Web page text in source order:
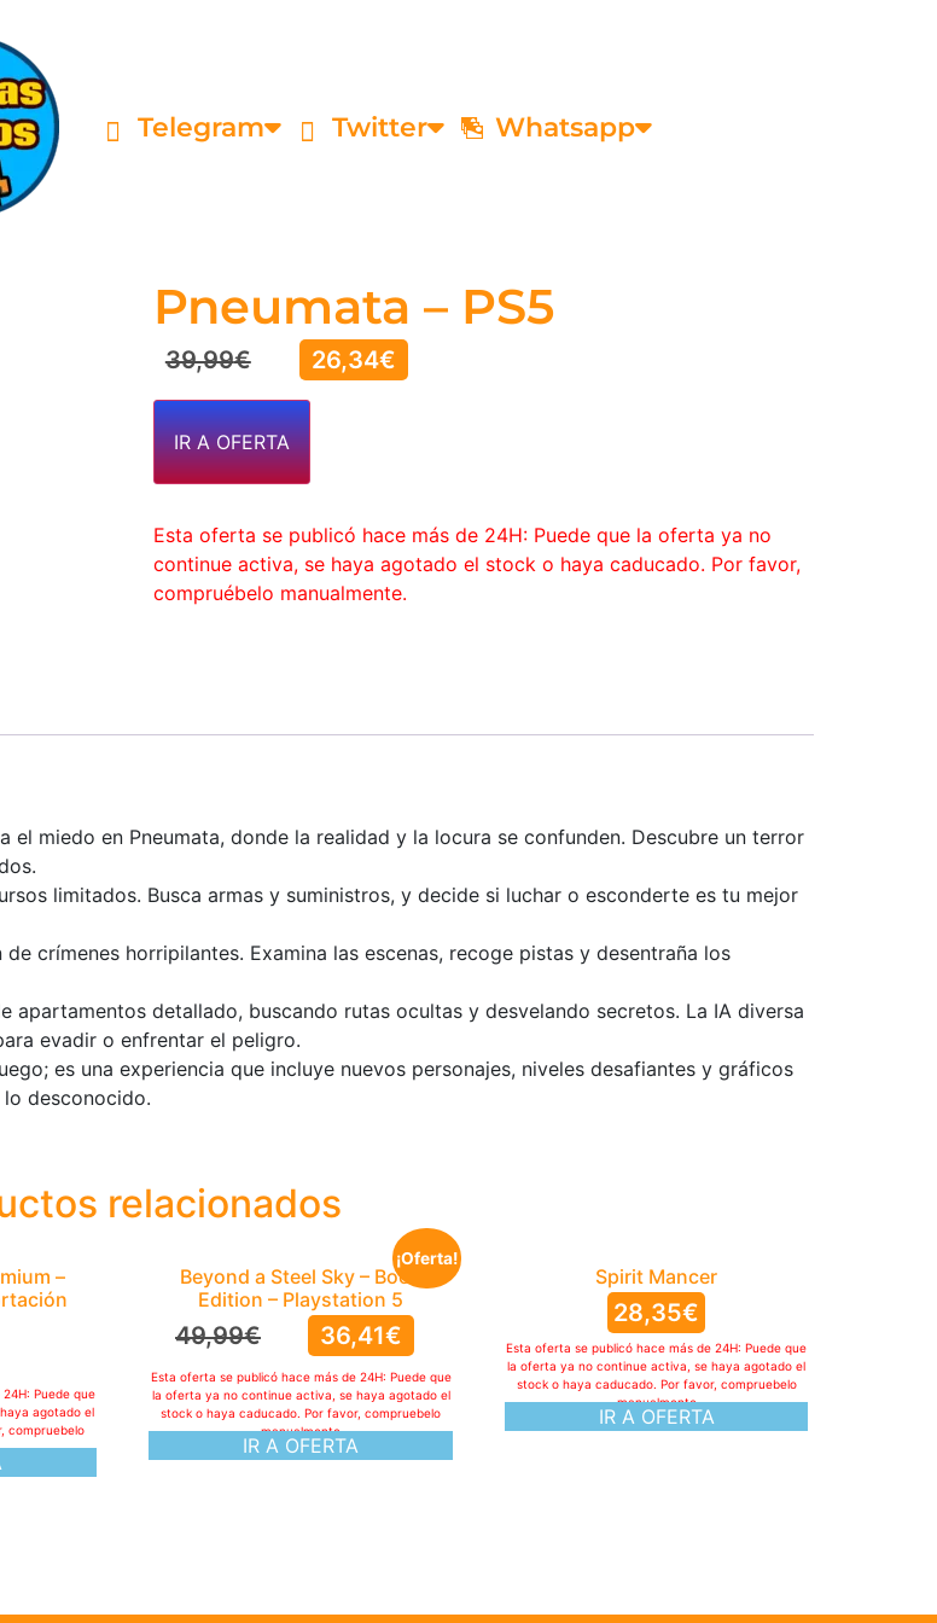
Telegram Twitter Whatsapp
Pneumata – PS5
39,99€ 26,34€
IR A OFERTA
Esta oferta se publicó hace más de 24H: Puede que la oferta ya no
continue activa, se haya agotado el stock o haya caducado. Por favor,
compruébelo manualmente.
el miedo en Pneumata, donde la realidad y la locura se confunden. Descubre un terror
limitados. Busca armas y suministros, y decide si luchar o esconderte es tu mejor
de crímenes horripilantes. Examina las escenas, recoge pistas y desentraña los
apartamentos detallado, buscando rutas ocultas y desvelando secretos. La IA diversa
evadir o enfrentar el peligro.
es una experiencia que incluye nuevos personajes, niveles desafiantes y gráficos
desconocido.
relacionados
–
Puede que
agotado el
compruebelo
¡Oferta!
Beyond a Steel Sky – Book
Edition – Playstation 5
49,99€ 36,41€
IR A OFERTA
Esta oferta se publicó hace más de 24H: Puede que
la oferta ya no continue activa, se haya agotado el
stock o haya caducado. Por favor, compruebelo
manualmente
Spirit Mancer
28,35€
IR A OFERTA
Esta oferta se publicó hace más de 24H: Puede que
la oferta ya no continue activa, se haya agotado el
stock o haya caducado. Por favor, compruebelo
manualmente